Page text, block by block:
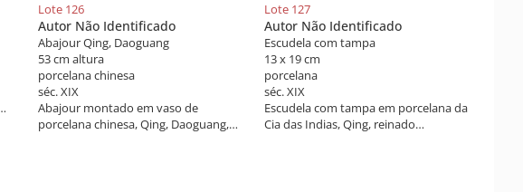
Lote 126
Autor Não Identificado
Abajour Qing, Daoguang
53 cm altura
porcelana chinesa
séc. XIX
Abajour montado em vaso de
porcelana chinesa, Qing, Daoguang,
Lote 127
Autor Não Identificado
Escudela com tampa
13 x 19 cm
porcelana
séc. XIX
Escudela com tampa em porcelana da
Cia das Indias, Qing, reinado